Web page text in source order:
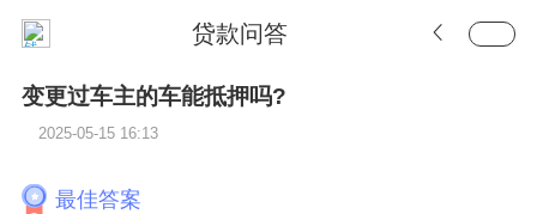
贷款问答
变更过车主的车能抵押吗?
2025-05-15 16:13
最佳答案